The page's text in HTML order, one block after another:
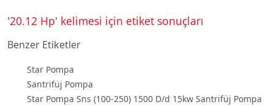
'20.12 Hp' kelimesi için etiket sonuçları
Benzer Etiketler
Star Pompa
Santrifüj Pompa
Star Pompa Sns (100-250) 1500 D/d 15kw Santrifüj Pompa